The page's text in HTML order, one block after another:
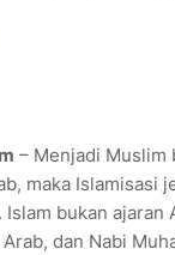
– Menjadi Muslim
maka Islamisasi
bukan ajaran
Arab, dan Nabi